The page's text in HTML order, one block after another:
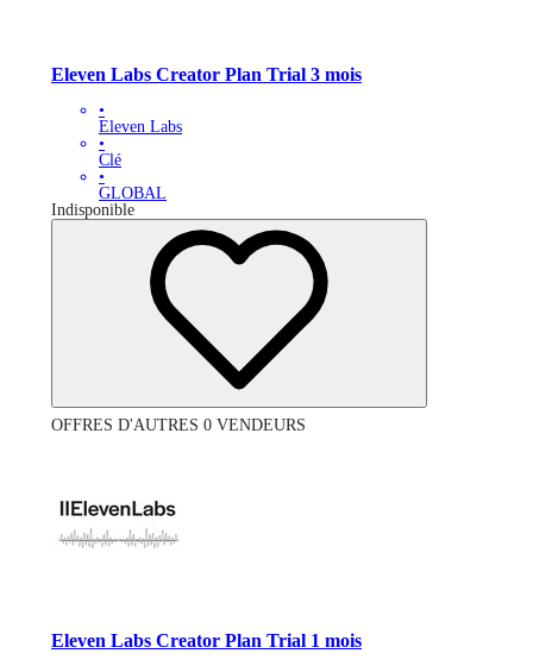
Eleven Labs Creator Plan Trial 3 mois
•
Eleven Labs
•
Clé
•
GLOBAL
Indisponible
OFFRES D'AUTRES 0 VENDEURS
Eleven Labs Creator Plan Trial 1 mois